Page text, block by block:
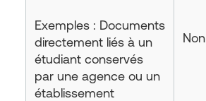
Exemples : Documents
directement liés à un
étudiant conservés
par une agence ou un
établissement
Non